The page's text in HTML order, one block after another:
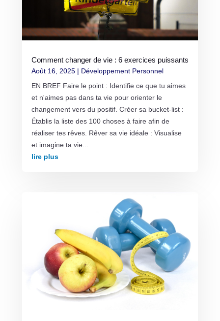
Comment changer de vie : 6 exercices puissants
Août 16, 2025| Développement Personnel
EN BREF Faire le point : Identifie ce que tu aimes
et n'aimes pas dans ta vie pour orienter le
changement vers du positif. Créer sa bucket-list :
Établis la liste des 100 choses à faire afin de
réaliser tes rêves. Rêver sa vie idéale : Visualise
et imagine ta vie...
lire plus